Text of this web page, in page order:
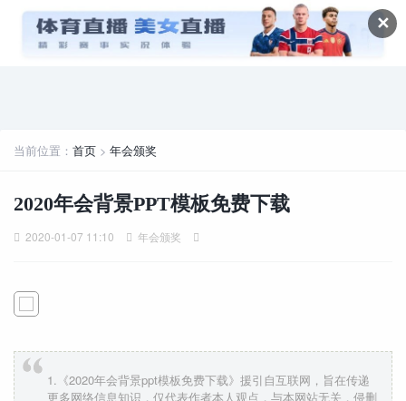
✕
当前位置： 首页 > 年会颁奖
2020年会背景PPT模板免费下载
2020-01-07 11:10 年会颁奖
1.《2020年会背景ppt模板免费下载》援引自互联网，旨在传递
更多网络信息知识，仅代表作者本人观点，与本网站无关，侵删